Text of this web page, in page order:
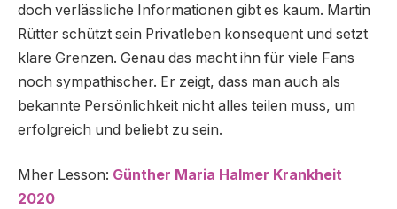
doch verlässliche Informationen gibt es kaum. Martin
Rütter schützt sein Privatleben konsequent und setzt
klare Grenzen. Genau das macht ihn für viele Fans
noch sympathischer. Er zeigt, dass man auch als
bekannte Persönlichkeit nicht alles teilen muss, um
erfolgreich und beliebt zu sein.
Mher Lesson: Günther Maria Halmer Krankheit
2020